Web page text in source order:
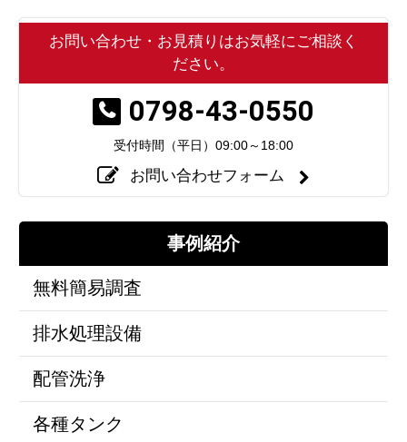
お問い合わせ・お見積りはお気軽にご相談く
ださい。
0798-43-0550
受付時間（平日） 09:00～18:00
お問い合わせフォーム
事例紹介
無料簡易調査
排水処理設備
配管洗浄
各種タンク